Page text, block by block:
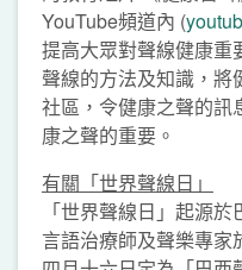
YouTube頻道內 (
提高大眾對聲線健康重
聲線的方法及知識，將
社區，令健康之聲的訊
康之聲的重要。
有關 「世界聲線日 」
「世界聲線日」起源
言語治療師及聲樂專家